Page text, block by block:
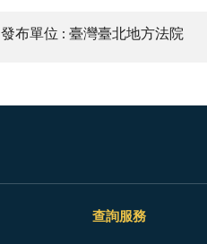
發布單位 : 臺灣臺北地方法院
查詢服務